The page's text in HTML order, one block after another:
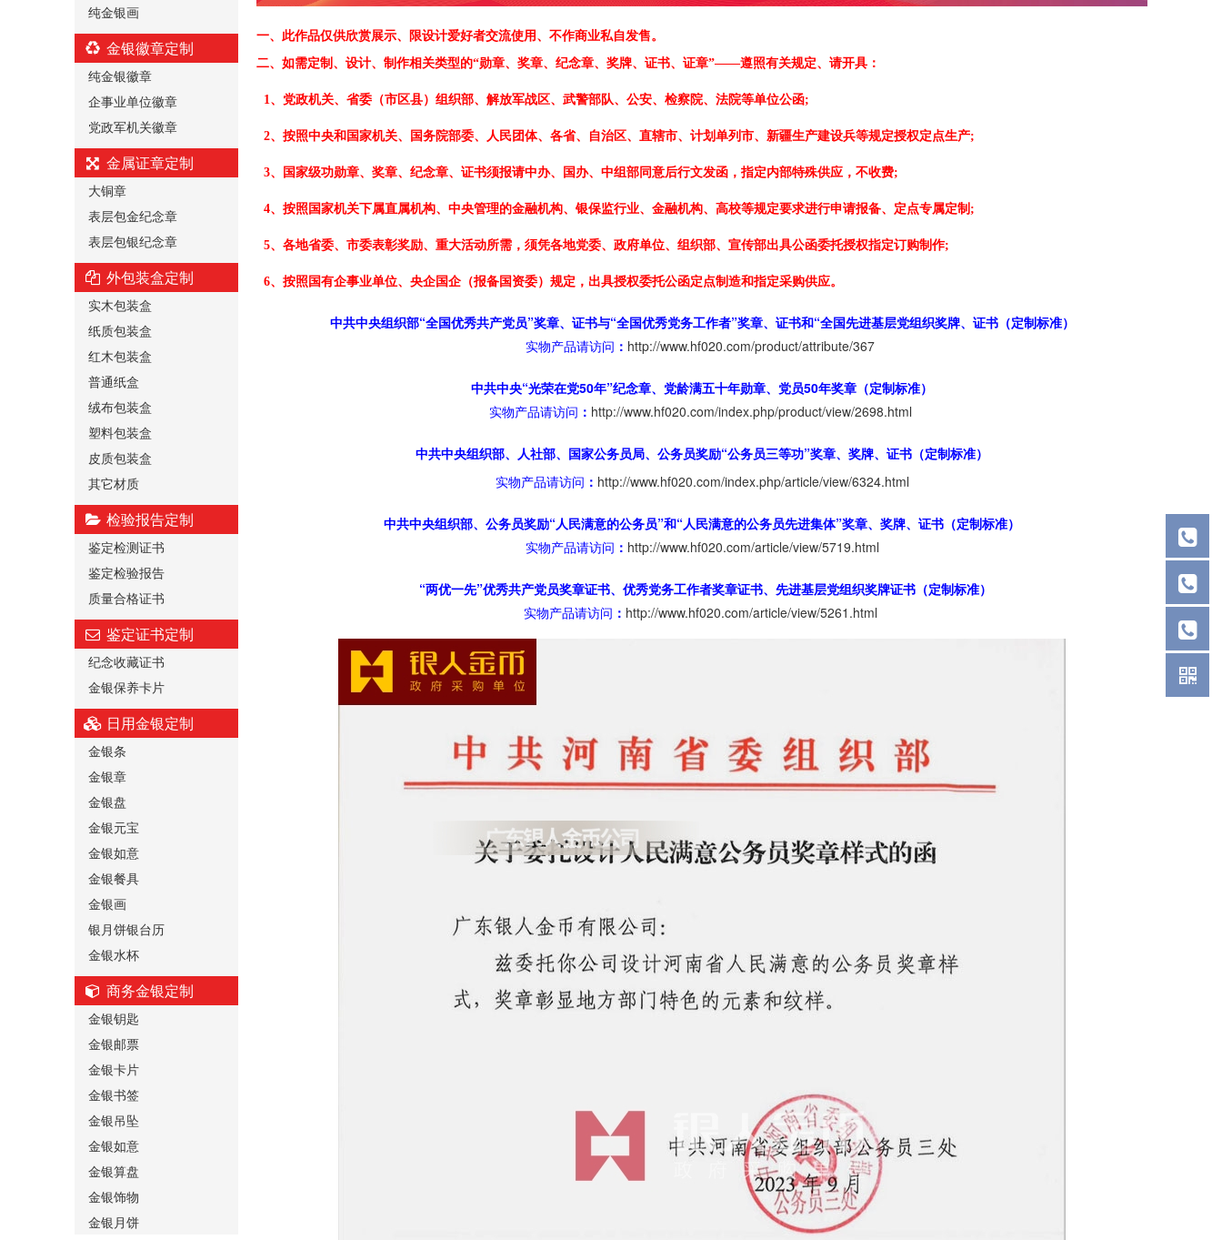
纯金银画
金银徽章定制
纯金银徽章
企事业单位徽章
党政军机关徽章
金属证章定制
大铜章
表层包金纪念章
表层包银纪念章
外包装盒定制
实木包装盒
纸质包装盒
红木包装盒
普通纸盒
绒布包装盒
塑料包装盒
皮质包装盒
其它材质
检验报告定制
鉴定检测证书
鉴定检验报告
质量合格证书
鉴定证书定制
纪念收藏证书
金银保养卡片
日用金银定制
金银条
金银章
金银盘
金银元宝
金银如意
金银餐具
金银画
银月饼银台历
金银水杯
商务金银定制
金银钥匙
金银邮票
金银卡片
金银书签
金银吊坠
金银如意
金银算盘
金银饰物
金银月饼
一、 此作品仅供欣赏展示、限设计爱好者交流使用、不作商业私自发售。
二、 如需定制、设计、制作相关类型的“勋章、奖章、纪念章、奖牌、证书、证章”——遵照有关规定、请开具：
1、党政机关、省委（市区县）组织部、解放军战区、武警部队、公安、检察院、法院等单位公函;
2、按照中央和国家机关、国务院部委、人民团体、各省、自治区、直辖市、计划单列市、新疆生产建设兵等规定授权定点生产;
3、国家级功勋章、奖章、纪念章、证书须报请中办、国办、中组部同意后行文发函，指定内部特殊供应，不收费;
4、按照国家机关下属直属机构、中央管理的金融机构、银保监行业、金融机构、高校等规定要求进行申请报备、定点专属定制;
5、各地省委、市委表彰奖励、重大活动所需，须凭各地党委、政府单位、组织部、宣传部出具公函委托授权指定订购制作;
6、按照国有企事业单位、央企国企（报备国资委）规定，出具授权委托公函定点制造和指定采购供应。
中共中央组织部“全国优秀共产党员”奖章、证书与“全国优秀党务工作者”奖章、证书和“全国先进基层党组织奖牌、证书（定制标准）
实物产品请访问 ： http://www.hf020.com/product/attribute/367
中共中央“光荣在党50年”纪念章、党龄满五十年勋章、党员50年奖章（定制标准）
实物产品请访问 ： http://www.hf020.com/index.php/product/view/2698.html
中共中央组织部、人社部、国家公务员局、公务员奖励“公务员三等功”奖章、奖牌、证书（定制标准）
实物产品请访问 ： http://www.hf020.com/index.php/article/view/6324.html
中共中央组织部、公务员奖励“人民满意的公务员”和“人民满意的公务员先进集体”奖章、奖牌、证书（定制标准）
实物产品请访问 ： http://www.hf020.com/article/view/5719.html
“两优一先”优秀共产党员奖章证书、优秀党务工作者奖章证书、先进基层党组织奖牌证书（定制标准）
实物产品请访问 ： http://www.hf020.com/article/view/5261.html